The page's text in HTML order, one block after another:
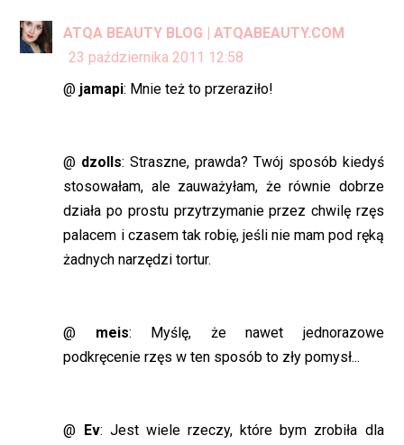
ATQA BEAUTY BLOG | ATQABEAUTY.COM
23 października 2011 12:58
@ jamapi: Mnie też to przeraziło!
@ dzolls: Straszne, prawda? Twój sposób kiedyś
stosowałam, ale zauważyłam, że równie dobrze
działa po prostu przytrzymanie przez chwilę rzęs
palacem i czasem tak robię, jeśli nie mam pod ręką
żadnych narzędzi tortur.
@ meis: Myślę, że nawet jednorazowe
podkręcenie rzęs w ten sposób to zły pomysł...
@ Ev: Jest wiele rzeczy, które bym zrobiła dla